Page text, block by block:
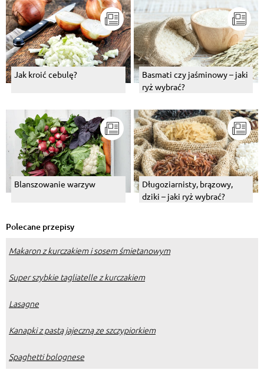
Jak kroić cebulę?
Basmati czy jaśminowy – jaki
ryż wybrać?
Blanszowanie warzyw
Długoziarnisty, brązowy,
dziki – jaki ryż wybrać?
Polecane przepisy
Makaron z kurczakiem i sosem śmietanowym
Super szybkie tagliatelle z kurczakiem
Lasagne
Kanapki z pastą jajeczną ze szczypiorkiem
Spaghetti bolognese